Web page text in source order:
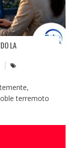
LA
terremoto